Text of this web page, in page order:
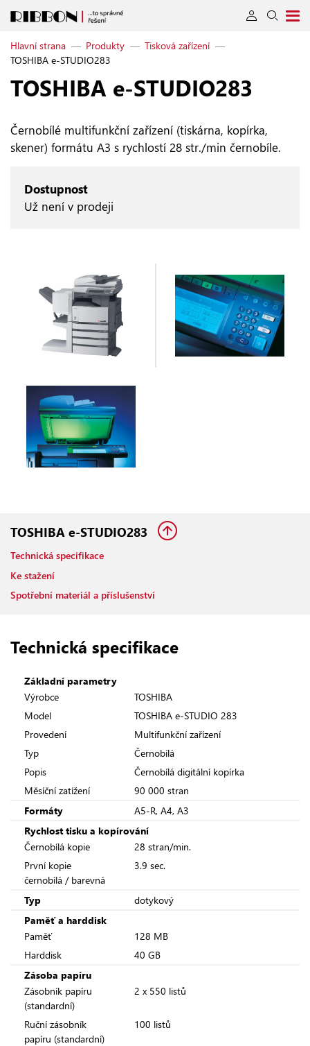
Hlavní strana — Produkty — Tisková zařízení —
TOSHIBA e-STUDIO283
TOSHIBA e‑STUDIO283
Černobílé multifunkční zařízení (tiskárna, kopírka,
skener) formátu A3 s rychlostí 28 str./min černobíle.
Dostupnost
Už není v prodeji
TOSHIBA e-STUDIO283
Technická specifikace
Ke stažení
Spotřební materiál a příslušenství
Technická specifikace
Základní parametry
Výrobce
TOSHIBA
Model
TOSHIBA e-STUDIO 283
Provedení
Multifunkční zařízení
Typ
Černobílá
Popis
Černobílá digitální kopírka
Měsíční zatížení
90 000 stran
Formáty
A5-R, A4, A3
Rychlost tisku a kopírování
Černobílá kopie
28 stran/min.
První kopie
černobílá / barevná
3.9 sec.
Typ
dotykový
Paměť a harddisk
Paměť
128 MB
Harddisk
40 GB
Zásoba papíru
Zásobník papíru
(standardní)
2 x 550 listů
Ruční zásobník
papíru (standardní)
100 listů